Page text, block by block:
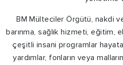
BM Mülteciler Örgütü, nakdi ve
barınma, sağlık hizmeti, eğitim,
çeşitli insani programlar
yardımlar, fonların veya